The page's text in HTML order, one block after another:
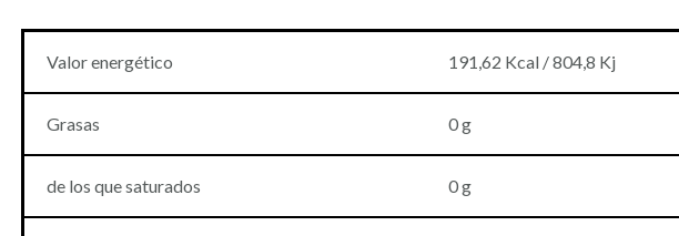
Valor energético 191,62 Kcal / 804,8 Kj
Grasas 0 g
de los que saturados 0 g